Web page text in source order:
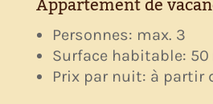
Personnes: max. 3
Surface habitable: 50
Prix par nuit: à partir